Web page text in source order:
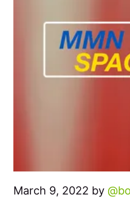
March 9, 2022 by